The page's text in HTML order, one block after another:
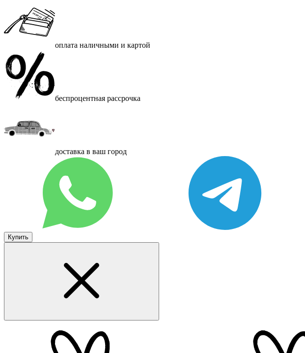
оплата наличными и картой
беспроцентная рассрочка
доставка в ваш город
Купить